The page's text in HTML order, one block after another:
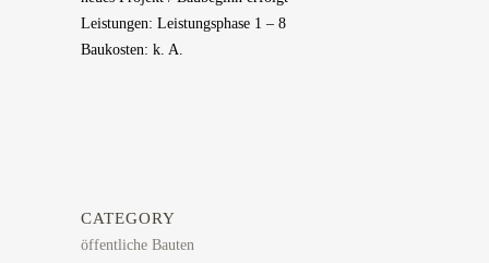
Leistungen: Leistungsphase 1 – 8
Baukosten: k. A.
CATEGORY
öffentliche Bauten